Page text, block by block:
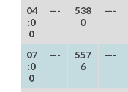
04
:0
0
—-
538
0
—-
07
:0
0
—-
557
6
—-